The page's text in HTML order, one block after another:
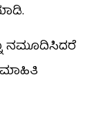
ನಮೂದಿಸಿದರೆ